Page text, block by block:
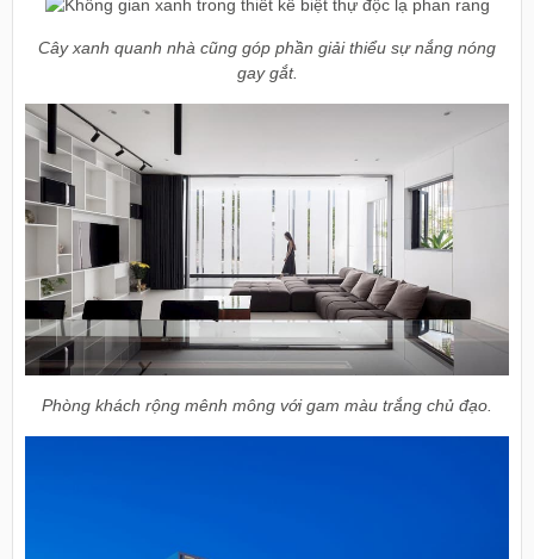
Cây xanh quanh nhà cũng góp phần giải thiểu sự nắng nóng
gay gắt.
Phòng khách rộng mênh mông với gam màu trắng chủ đạo.